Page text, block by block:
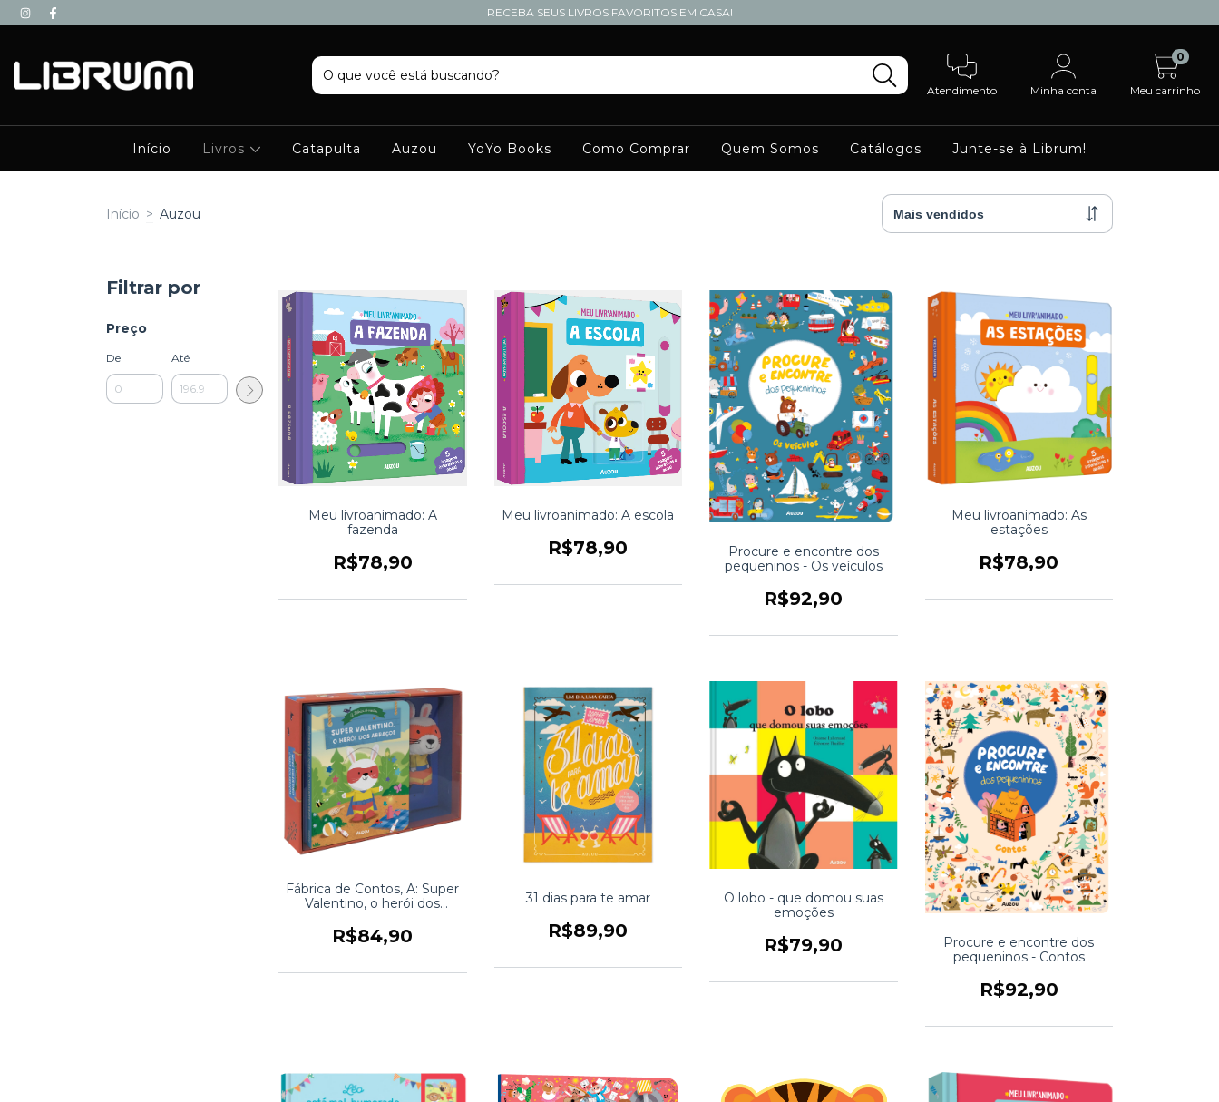
RECEBA SEUS LIVROS FAVORITOS EM CASA!
Atendimento Minha conta Meu carrinho
0
Início Livros Catapulta Auzou YoYo Books Como Comprar Quem Somos Catálogos Junte-se à Librum!
Início > Auzou
Filtrar por
Preço
De Até
Meu livroanimado: A
fazenda
R$78,90
Meu livroanimado: A escola
R$78,90
Procure e encontre dos
pequeninos - Os veículos
R$92,90
Meu livroanimado: As
estações
R$78,90
Fábrica de Contos, A: Super
Valentino, o herói dos
R$84,90
31 dias para te amar
R$89,90
O lobo - que domou suas
emoções
R$79,90
Procure e encontre dos
pequeninos - Contos
R$92,90